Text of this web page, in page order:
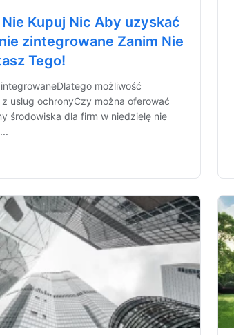
Nie Kupuj Nic Aby uzyskać
zintegrowane Zanim Nie
Tego!
możliwość
usług ochronyCzy można oferować
środowiska dla firm w niedzielę nie